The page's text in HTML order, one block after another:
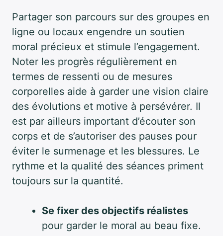
Partager son parcours sur des groupes en
ligne ou locaux engendre un soutien
moral précieux et stimule l’engagement.
Noter les progrès régulièrement en
termes de ressenti ou de mesures
corporelles aide à garder une vision claire
des évolutions et motive à persévérer. Il
est par ailleurs important d’écouter son
corps et de s’autoriser des pauses pour
éviter le surmenage et les blessures. Le
rythme et la qualité des séances priment
toujours sur la quantité.
Se fixer des objectifs réalistes
pour garder le moral au beau fixe.